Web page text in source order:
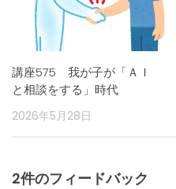
講座575 我が子が「ＡＩ
と相談をする」時代
2026年5月28日
2件のフィードバック